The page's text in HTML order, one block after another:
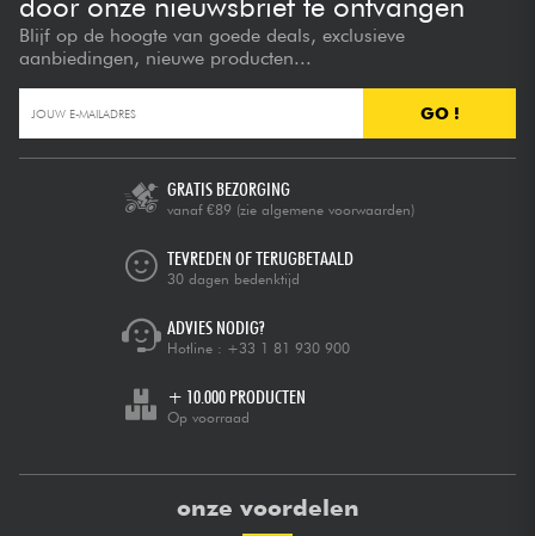
Blijf op de hoogte van goede deals, exclusieve
aanbiedingen, nieuwe producten...
GO !
GRATIS BEZORGING
vanaf €89 (zie algemene voorwaarden)
TEVREDEN OF TERUGBETAALD
30 dagen bedenktijd
ADVIES NODIG?
Hotline : +33 1 81 930 900
+ 10.000 PRODUCTEN
Op voorraad
onze voordelen